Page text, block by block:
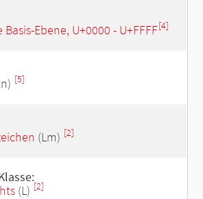
Ebene, U+0000 - U+FFFF[4]
[5]
(Lm) [2]
(L) [2]